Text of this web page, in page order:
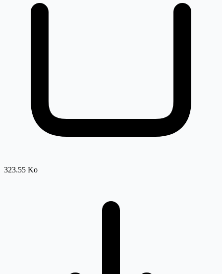
323.55 Ko